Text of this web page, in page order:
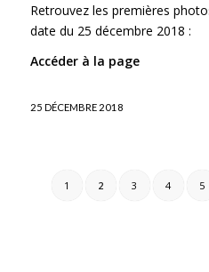
Retrouvez les premières
date du 25 décembre 2018 :
Accéder à la page
25 DÉCEMBRE 2018
1 2 3 4 5